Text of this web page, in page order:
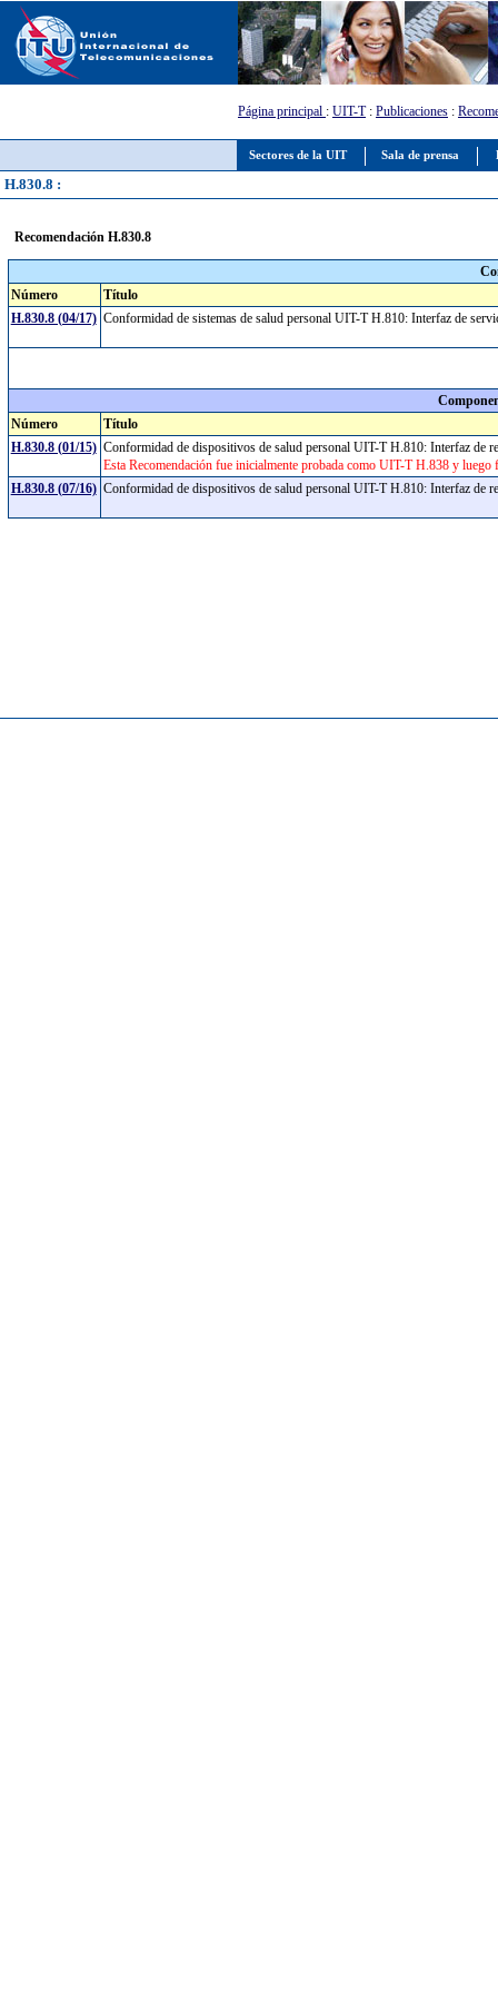
Sectores de la UIT Sala de prensa
Página principal : UIT-T: Publicaciones :
H.830.8 :
Recomendación H.830.8
Número
Título
H.830.8 (04/17) Conformidad de sistemas de salud personal UIT-T H.810: Interfaz de
Número
Título
H.830.8 (01/15) Conformidad de dispositivos de salud personal UIT-T H.810: Interfaz de
Esta Recomendación fue inicialmente probada como UIT-T H.838 y
H.830.8 (07/16) Conformidad de dispositivos de salud personal UIT-T H.810: Interfaz de